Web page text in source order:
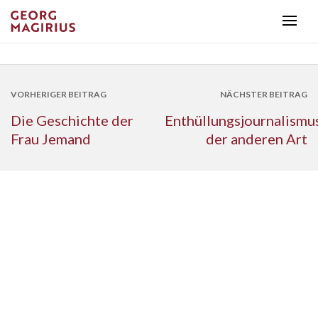
VORHERIGER BEITRAG
Die Geschichte der
Frau Jemand
NÄCHSTER BEITRAG
der anderen Art